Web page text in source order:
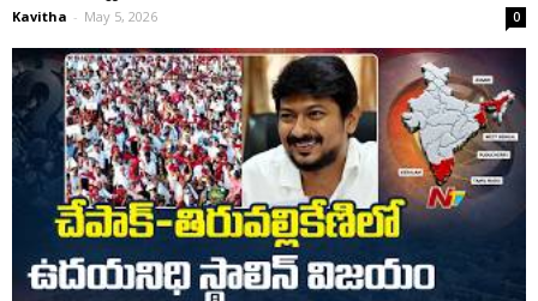
Kavitha - May 5, 2026 0